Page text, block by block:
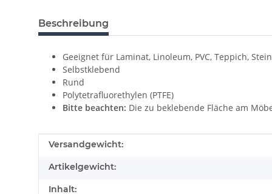
Beschreibung
Geeignet für Laminat, Linoleum, PVC, Teppich,
Selbstklebend
Rund
Polytetrafluorethylen (PTFE)
Bitte beachten: Die zu beklebende Fläche am
Produkteigenschaft
Wert
Versandgewicht:
Artikelgewicht:
Inhalt: